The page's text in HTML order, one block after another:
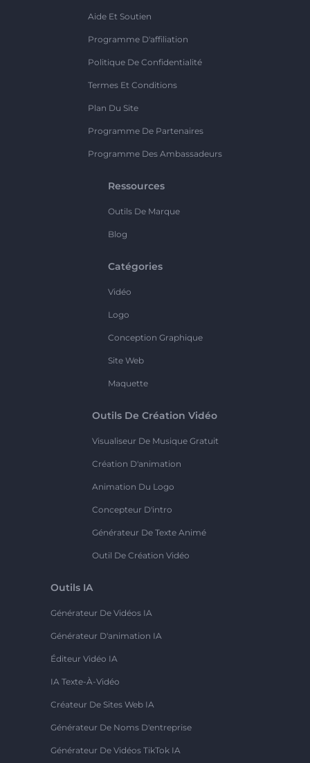
Aide Et Soutien
Programme D'affiliation
Politique De Confidentialité
Termes Et Conditions
Plan Du Site
Programme De Partenaires
Programme Des Ambassadeurs
Ressources
Outils De Marque
Blog
Catégories
Vidéo
Logo
Conception Graphique
Site Web
Maquette
Outils De Création Vidéo
Visualiseur De Musique Gratuit
Création D'animation
Animation Du Logo
Concepteur D'intro
Générateur De Texte Animé
Outil De Création Vidéo
Outils IA
Générateur De Vidéos IA
Générateur D'animation IA
Éditeur Vidéo IA
IA Texte-À-Vidéo
Créateur De Sites Web IA
Générateur De Noms D'entreprise
Générateur De Vidéos TikTok IA